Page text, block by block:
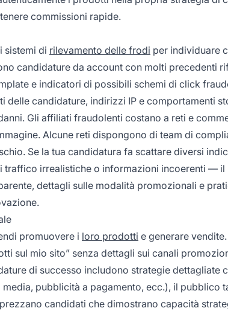
commissioni rapide.
sistemi di rilevamento delle frodi per individuare
candidature da account con molti precedenti
e indicatori di possibili schemi di click
delle candidature, indirizzi IP e comportamenti
Gli affiliati fraudolenti costano a reti e
Alcune reti dispongono di team di
Se la tua candidatura fa scattare diversi
traffico irrealistiche o informazioni incoerenti —
dettagli sulle modalità promozionali e
promuovere i loro prodotti e generare
sul mio sito” senza dettagli sui canali
di successo includono strategie dettagliate
pubblicità a pagamento, ecc.), il pubblico
candidati che dimostrano capacità